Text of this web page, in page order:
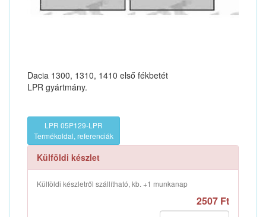
Dacia 1300, 1310, 1410 első fékbetét
LPR gyártmány.
LPR 05P129-LPR
Termékoldal, referenciák
Külföldi készlet
Külföldi készletről szállítható, kb. +1 munkanap
2507 Ft